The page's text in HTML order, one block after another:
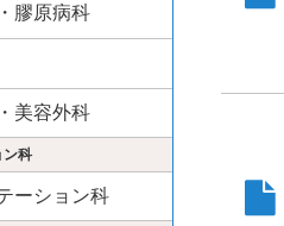
膠原病科
美容外科
ン科
ーション科